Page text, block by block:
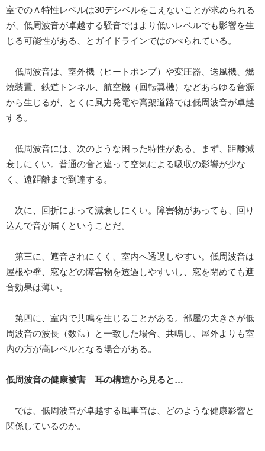
室でのＡ特性レベルは30デシベルをこえないことが求められる
が、低周波音が卓越する騒音ではより低いレベルでも影響を生
じる可能性がある、とガイドラインではのべられている。
低周波音は、室外機（ヒートポンプ）や変圧器、送風機、燃
焼装置、鉄道トンネル、航空機（回転翼機）などあらゆる音源
から生じるが、とくに風力発電や高架道路では低周波音が卓越
する。
低周波音には、次のような困った特性がある。まず、距離減
衰しにくい。普通の音と違って空気による吸収の影響が少な
く、遠距離まで到達する。
次に、回折によって減衰しにくい。障害物があっても、回り
込んで音が届くということだ。
第三に、遮音されにくく、室内へ透過しやすい。低周波音は
屋根や壁、窓などの障害物を透過しやすいし、窓を閉めても遮
音効果は薄い。
第四に、室内で共鳴を生じることがある。部屋の大きさが低
周波音の波長（数㍍）と一致した場合、共鳴し、屋外よりも室
内の方が高レベルとなる場合がある。
低周波音の健康被害 耳の構造から見ると…
では、低周波音が卓越する風車音は、どのような健康影響と
関係しているのか。